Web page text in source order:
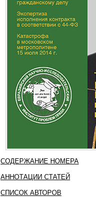
СОДЕРЖАНИЕ НОМЕРА
АННОТАЦИИ СТАТЕЙ
СПИСОК АВТОРОВ